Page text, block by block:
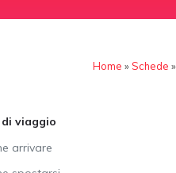
Home »Schede »
viaggio
arrivare